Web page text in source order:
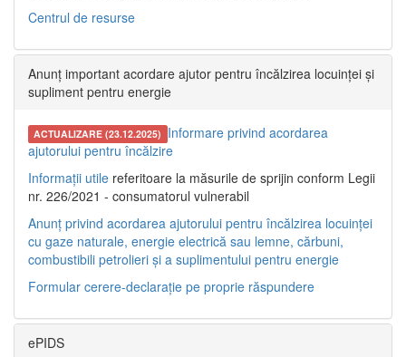
Centrul de resurse
Anunț important acordare ajutor pentru încălzirea locuinței și
supliment pentru energie
ACTUALIZARE (23.12.2025) Informare privind acordarea
ajutorului pentru încălzire
Informații utile referitoare la măsurile de sprijin conform Legii
nr. 226/2021 - consumatorul vulnerabil
Anunț privind acordarea ajutorului pentru încălzirea locuinței
cu gaze naturale, energie electrică sau lemne, cărbuni,
combustibili petrolieri și a suplimentului pentru energie
Formular cerere-declarație pe proprie răspundere
ePIDS